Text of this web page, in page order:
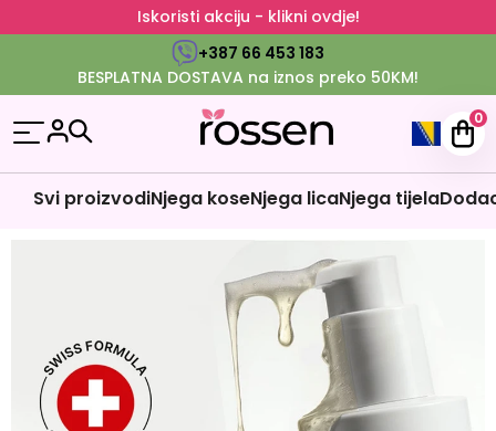
Iskoristi akciju - klikni ovdje!
+387 66 453 183
BESPLATNA DOSTAVA na iznos preko 50KM!
0
Svi proizvodiNjega koseNjega licaNjega tijela